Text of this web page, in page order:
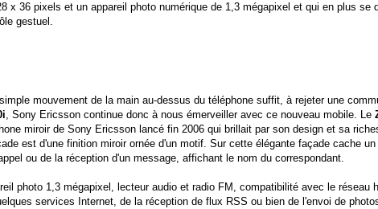
x 36 pixels et un appareil photo numérique de 1,3 mégapixel et qui en plus se
gestuel.
mouvement de la main au-dessus du téléphone suffit, à rejeter une
, Sony Ericsson continue donc à nous émerveiller avec ce nouveau mobile. Le
miroir de Sony Ericsson lancé fin 2006 qui brillait par son design et sa
est d'une finition miroir ornée d'un motif. Sur cette élégante façade cache
ou de la réception d'un message, affichant le nom du correspondant.
photo 1,3 mégapixel, lecteur audio et radio FM, compatibilité avec le réseau
services Internet, de la réception de flux RSS ou bien de l'envoi de